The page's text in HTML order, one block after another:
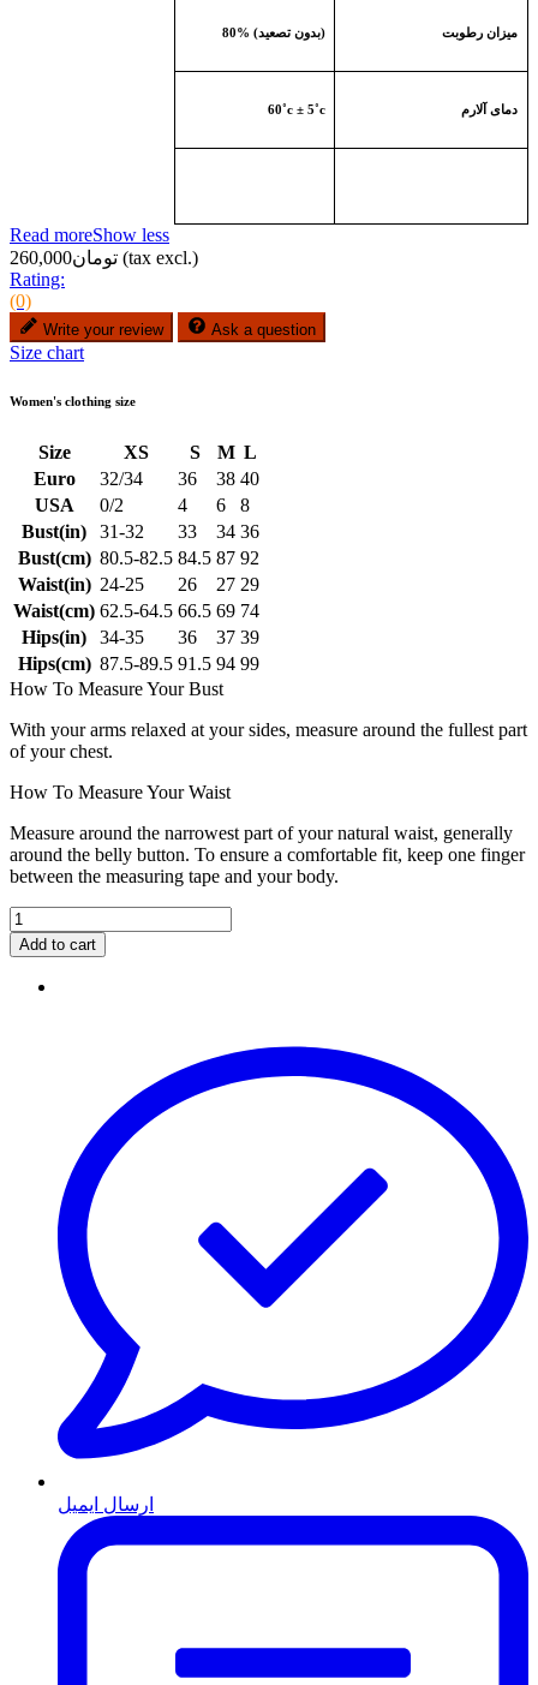
میزان رطوبت (بدون تصعید) 80%
دمای آلارم 60˚c ± 5˚c
Read moreShow less
تومان260,000 (tax excl.)
Rating:
(0)
Write your review Ask a question
Size chart
Women's clothing size
Size XS S M L
Euro
32/34 36 38 40
USA
0/2 4 6
8
Bust(in)
31-32 33 34 36
Bust(cm) 80.5-82.5 84.5 87 92
Waist(in) 24-25 26 27 29
Waist(cm) 62.5-64.5 66.5 69 74
Hips(in)
34-35 36 37 39
Hips(cm) 87.5-89.5 91.5 94 99
How To Measure Your Bust
With your arms relaxed at your sides, measure around the fullest part
of your chest.
How To Measure Your Waist
Measure around the narrowest part of your natural waist, generally
around the belly button. To ensure a comfortable fit, keep one finger
between the measuring tape and your body.
Add to cart
ارسال ایمیل